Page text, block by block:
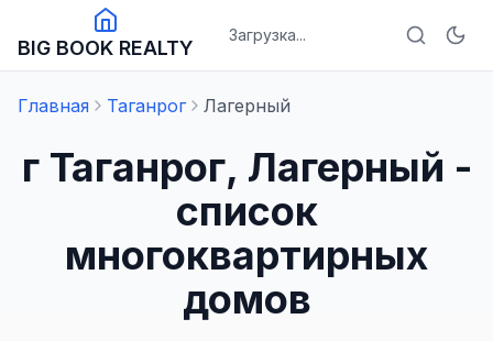
BIG BOOK REALTY
Загрузка...
Главная Таганрог Лагерный
г Таганрог, Лагерный -
список
многоквартирных
домов